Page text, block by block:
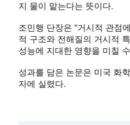
지 물이 맡는다는 뜻이다.
조민행 단장은 "거시적 관점
적 구조와 전해질의 거시적
성능에 지대한 영향을 미칠
성과를 담은 논문은 미국 화
자에 실렸다.